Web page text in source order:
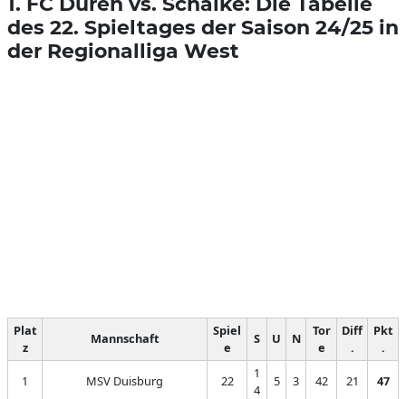
des 22. Spieltages der Saison 24/25 in
der Regionalliga West
Plat
z
Mannschaft
Spiel
e
S U N
Tor
e
Diff
.
Pkt
.
1 MSV Duisburg 22
1
4
5 3 42 21 47